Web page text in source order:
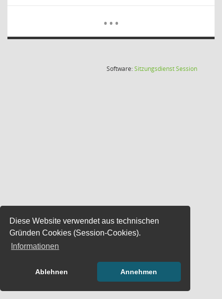
Diese Website verwendet aus technischen
Gründen Cookies (Session-Cookies).
Informationen
Ablehnen Annehmen
…Mehr
Software:SitzungsdienstSession(Wird in